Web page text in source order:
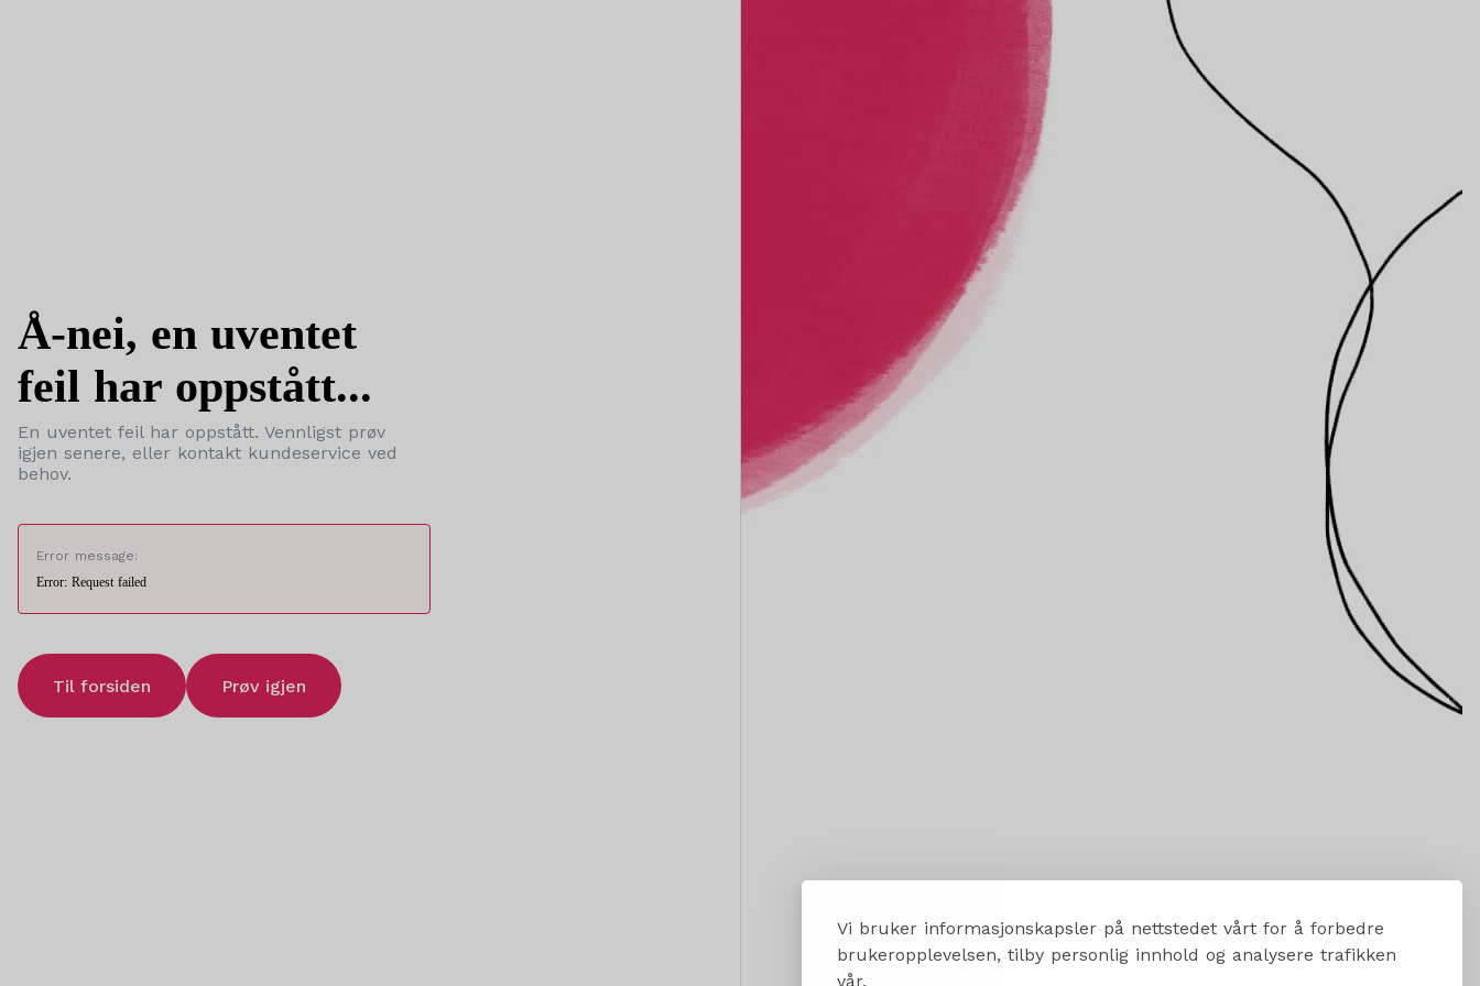
Vi bruker informasjonskapsler på nettstedet vårt for å forbedre
brukeropplevelsen, tilby personlig innhold og analysere trafikken
vår.
Å-nei, en uventet
feil har oppstått...
En uventet feil har oppstått. Vennligst prøv
igjen senere, eller kontakt kundeservice ved
behov.
Error message:
Error: Request failed
Til forsiden Prøv igjen